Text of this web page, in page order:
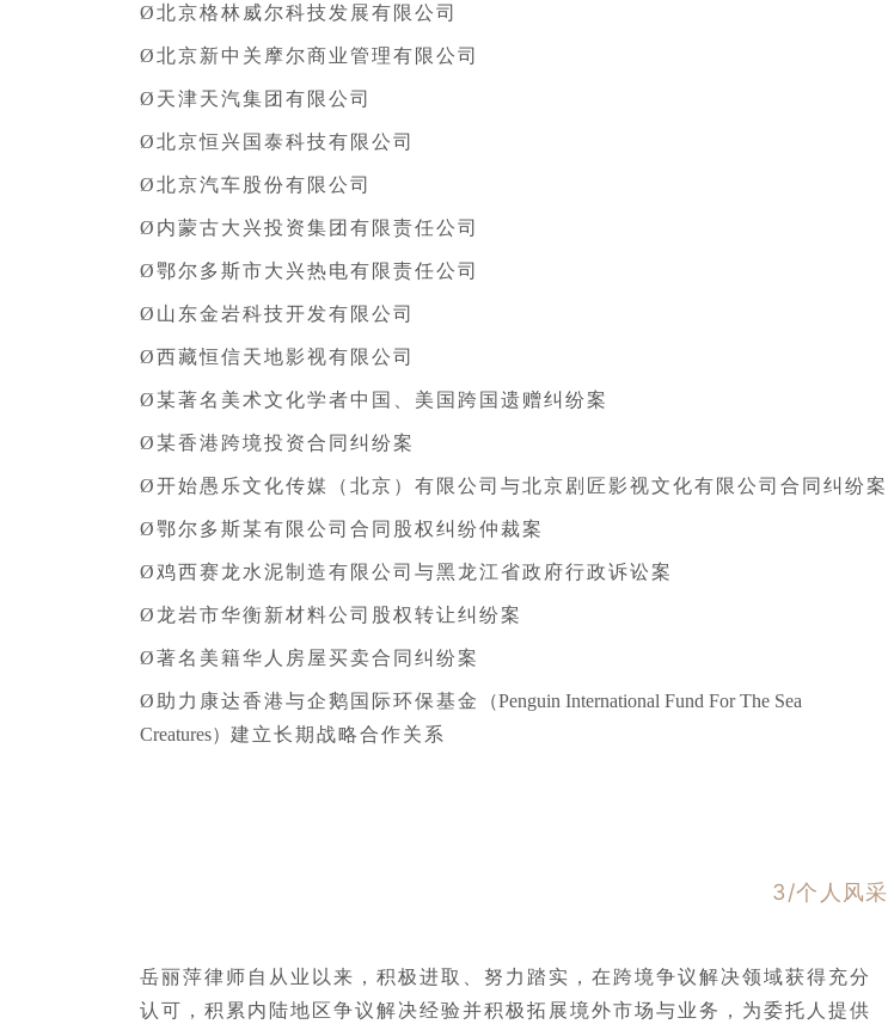
Ø北京格林威尔科技发展有限公司
Ø北京新中关摩尔商业管理有限公司
Ø天津天汽集团有限公司
Ø北京恒兴国泰科技有限公司
Ø北京汽车股份有限公司
Ø内蒙古大兴投资集团有限责任公司
Ø鄂尔多斯市大兴热电有限责任公司
Ø山东金岩科技开发有限公司
Ø西藏恒信天地影视有限公司
Ø某著名美术文化学者中国、美国跨国遗赠纠纷案
Ø某香港跨境投资合同纠纷案
Ø开始愚乐文化传媒（北京）有限公司与北京剧匠影视文化有限公司合同纠纷案
Ø鄂尔多斯某有限公司合同股权纠纷仲裁案
Ø鸡西赛龙水泥制造有限公司与黑龙江省政府行政诉讼案
Ø龙岩市华衡新材料公司股权转让纠纷案
Ø著名美籍华人房屋买卖合同纠纷案
Ø助力康达香港与企鹅国际环保基金
（Penguin International Fund For The Sea
Creatures） 建立长期战略合作关系
3/个 人风采
岳丽萍律师自从业以来，积极进取、努力踏实，在跨境争议解决领域获得充分
认可，积累内陆地区争议解决经验并积极拓展境外市场与业务，为委托人提供